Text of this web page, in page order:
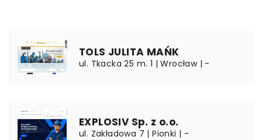
TOLS JULITA MAŃK
ul. Tkacka 25 m. 1 | Wrocław | -
EXPLOSIV Sp. z o.o.
ul. Zakładowa 7 | Pionki | -